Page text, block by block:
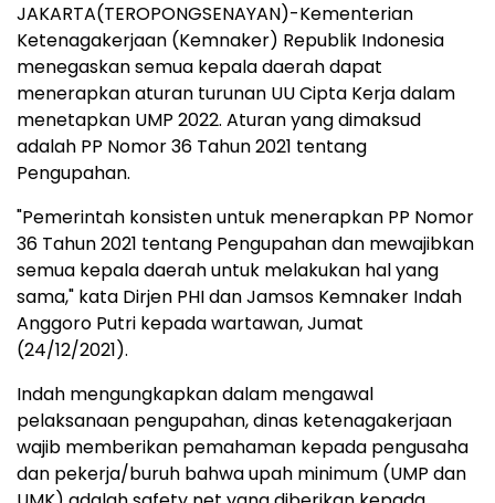
JAKARTA(TEROPONGSENAYAN)-Kementerian
Ketenagakerjaan (Kemnaker) Republik Indonesia
menegaskan semua kepala daerah dapat
menerapkan aturan turunan UU Cipta Kerja dalam
menetapkan UMP 2022. Aturan yang dimaksud
adalah PP Nomor 36 Tahun 2021 tentang
Pengupahan.
"Pemerintah konsisten untuk menerapkan PP Nomor
36 Tahun 2021 tentang Pengupahan dan mewajibkan
semua kepala daerah untuk melakukan hal yang
sama," kata Dirjen PHI dan Jamsos Kemnaker Indah
Anggoro Putri kepada wartawan, Jumat
(24/12/2021).
Indah mengungkapkan dalam mengawal
pelaksanaan pengupahan, dinas ketenagakerjaan
wajib memberikan pemahaman kepada pengusaha
dan pekerja/buruh bahwa upah minimum (UMP dan